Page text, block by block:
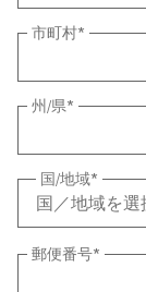
市町村*
州/県*
国/地域*
郵便番号*